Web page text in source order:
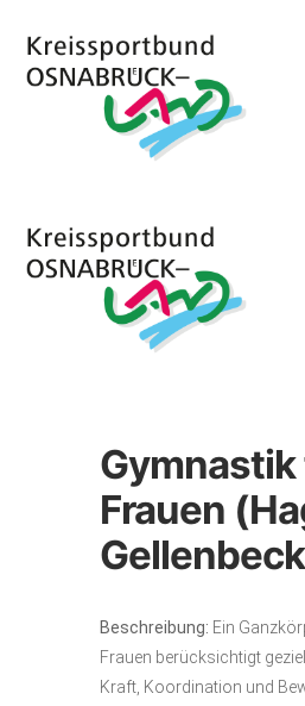
Frauen
Beschreibung: Ein
Frauen berücksichtigt
Kraft, Koordination und